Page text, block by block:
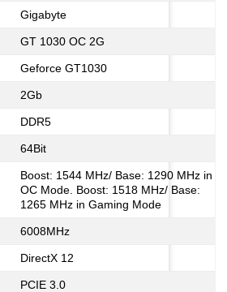
Gigabyte
GT 1030 OC 2G
Geforce GT1030
2Gb
DDR5
64Bit
Boost: 1544 MHz/ Base: 1290 MHz in
OC Mode. Boost: 1518 MHz/ Base:
1265 MHz in Gaming Mode
6008MHz
DirectX 12
PCIE 3.0